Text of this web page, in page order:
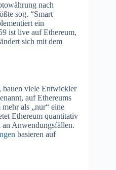
nach
sog. “Smart
ein
ist live auf Ethereum,
sich mit dem
bauen viele Entwickler
auf Ethereums
als „nur“ eine
Ethereum quantitativ
Anwendungsfällen.
basieren auf